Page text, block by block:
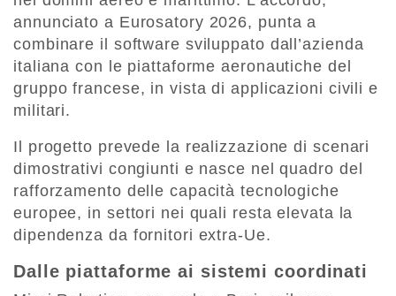
annunciato a Eurosatory 2026, punta a
combinare il software sviluppato dall’azienda
italiana con le piattaforme aeronautiche del
gruppo francese, in vista di applicazioni civili e
militari.
Il progetto prevede la realizzazione di scenari
dimostrativi congiunti e nasce nel quadro del
rafforzamento delle capacità tecnologiche
europee, in settori nei quali resta elevata la
dipendenza da fornitori extra-Ue.
Dalle piattaforme ai sistemi coordinati